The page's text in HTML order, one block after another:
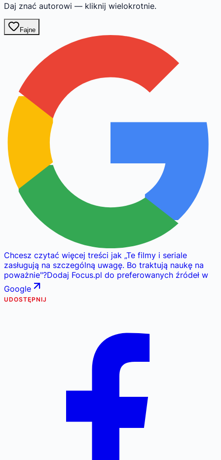
Daj znać autorowi — kliknij wielokrotnie.
Fajne
Chcesz czytać więcej treści jak „Te filmy i seriale
zasługują na szczególną uwagę. Bo traktują naukę na
poważnie"?Dodaj Focus.pl do preferowanych źródeł w
Google
UDOSTĘPNIJ